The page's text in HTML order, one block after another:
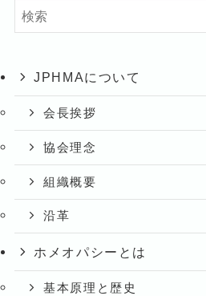
JPHMAについて
会長挨拶
協会理念
組織概要
沿革
ホメオパシーとは
基本原理と歴史